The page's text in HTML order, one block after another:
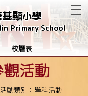
顯小學
Primary School
校曆表
觀活動
活動類別：學科活動